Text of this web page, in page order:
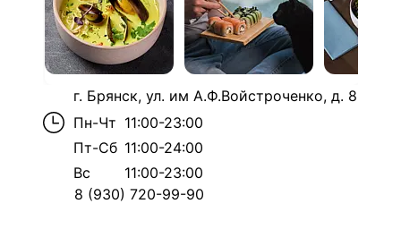
г. Брянск, ул. им А.Ф.Войстроченко, д. 8
Пн-Чт 11:00-23:00
Пт-Сб 11:00-24:00
Вс
11:00-23:00
8 (930) 720-99-90